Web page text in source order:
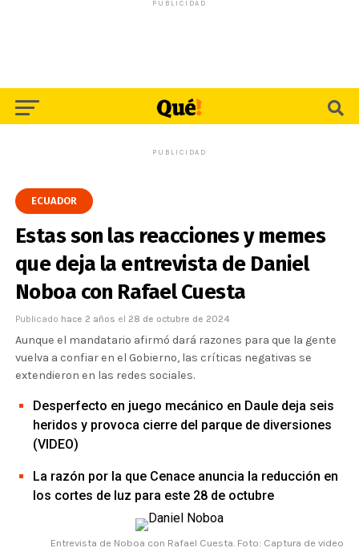
PUBLICIDAD
PUBLICIDAD
ECUADOR
Estas son las reacciones y memes
que deja la entrevista de Daniel
Noboa con Rafael Cuesta
Publicado hace 2 años el 28 de octubre de 2024
Aunque el mandatario afirmó dará razones para que la gente
vuelva a confiar en el Gobierno, las críticas negativas se
extendieron en las redes sociales.
Desperfecto en juego mecánico en Daule deja seis
heridos y provoca cierre del parque de diversiones
(VIDEO)
La razón por la que Cenace anuncia la reducción en
los cortes de luz para este 28 de octubre
Entrevista de Noboa con Rafael Cuesta. Foto: Captura de video